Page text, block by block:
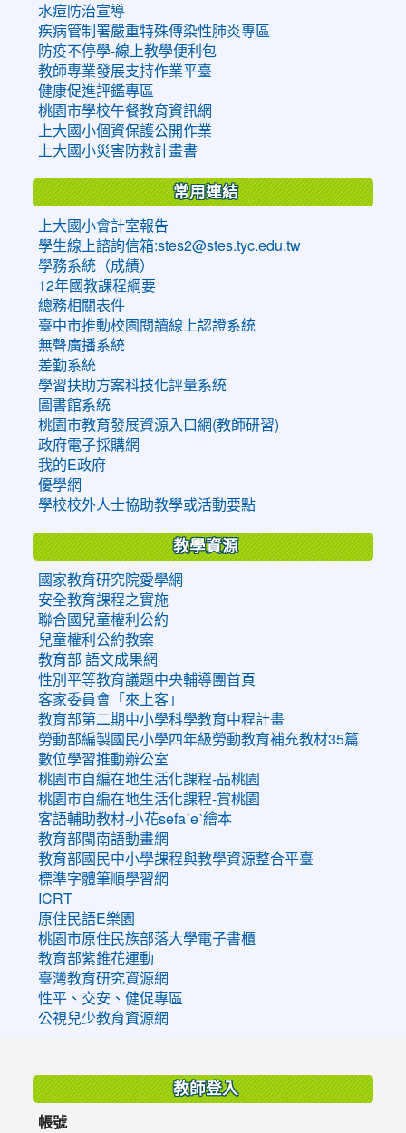
水痘防治宣導
疾病管制署嚴重特殊傳染性肺炎專區
防疫不停學-線上教學便利包
教師專業發展支持作業平臺
健康促進評鑑專區
桃園市學校午餐教育資訊網
上大國小個資保護公開作業
上大國小災害防救計畫書
常用連結
上大國小會計室報告
學生線上諮詢信箱:stes2@stes.tyc.edu.tw
學務系統（成績）
12年國教課程綱要
總務相關表件
臺中市推動校園閱讀線上認證系統
無聲廣播系統
差勤系統
學習扶助方案科技化評量系統
圖書館系統
桃園市教育發展資源入口網(教師研習)
政府電子採購網
我的E政府
優學網
學校校外人士協助教學或活動要點
教學資源
國家教育研究院愛學網
安全教育課程之實施
聯合國兒童權利公約
兒童權利公約教案
教育部 語文成果網
性別平等教育議題中央輔導團首頁
客家委員會「來上客」
教育部第二期中小學科學教育中程計畫
勞動部編製國民小學四年級勞動教育補充教材35篇
數位學習推動辦公室
桃園市自編在地生活化課程-品桃園
桃園市自編在地生活化課程-賞桃園
客語輔助教材-小花sefaˊeˋ繪本
教育部閩南語動畫網
教育部國民中小學課程與教學資源整合平臺
標準字體筆順學習網
ICRT
原住民語E樂園
桃園市原住民族部落大學電子書櫃
教育部紫錐花運動
臺灣教育研究資源網
性平、交安、健促專區
公視兒少教育資源網
教師登入
帳號